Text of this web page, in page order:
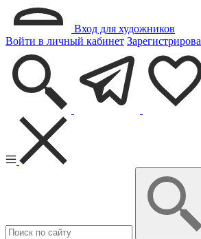
Вход для художников
Войти в личный кабинет